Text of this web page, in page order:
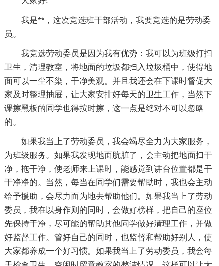
我是**，这次竞选班干部活动，我要竞选的是劳动委
员。
我竞选劳动委员是因为我有优势：我可以为班级打扫
卫生，清理教室，将地面的垃圾都扫入垃圾桶中，使得地
面可以一尘不染，干净美观。并且我还会在下课时督促大
家及时整理抽屉，让大家安排好每天的卫生工作，当然下
课擦黑板的同学也得按时擦，这一点是绝对不可以忽略
的。
如果我当上了劳动委员，我会竭尽全力为大家服务，
为班级服务。如果我发现地面肮脏了，会主动把地面扫干
净，拖干净，使老师来上课时，能感觉到讲台位置都是干
干净净的。当然，每当在同学们需要帮助时，我也会主动
给予援助，会尽力而为地去帮助他们。如果我当上了劳动
委员，我在以身作则的同时，会做好榜样，把自己的座位
先保持干净，尽可能的帮助其他同学做好清理工作，并做
好监督工作。管好自己的同时，也监督和帮助好别人，使
大家都养成一个好习惯。如果我当上了劳动委员，我会每